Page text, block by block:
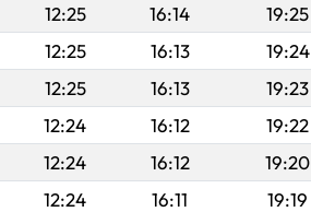
12:25 16:14 19:25
12:25 16:13 19:24
12:25 16:13 19:23
12:24 16:12 19:22
12:24 16:12 19:20
12:24 16:11 19:19